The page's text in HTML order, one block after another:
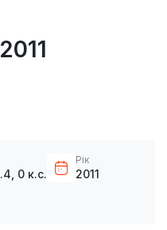
0 к.с.
Рік
2011